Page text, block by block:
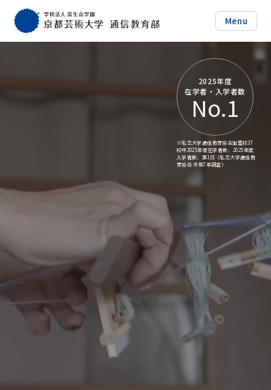
Menu
2025年度
在学者・入学者数
No.1
※私立大学通信教育協会加盟校37
校中2025年度在学者数、2025年度
入学者数、第1位（私立大学通信教
育協会 令和7年調査）